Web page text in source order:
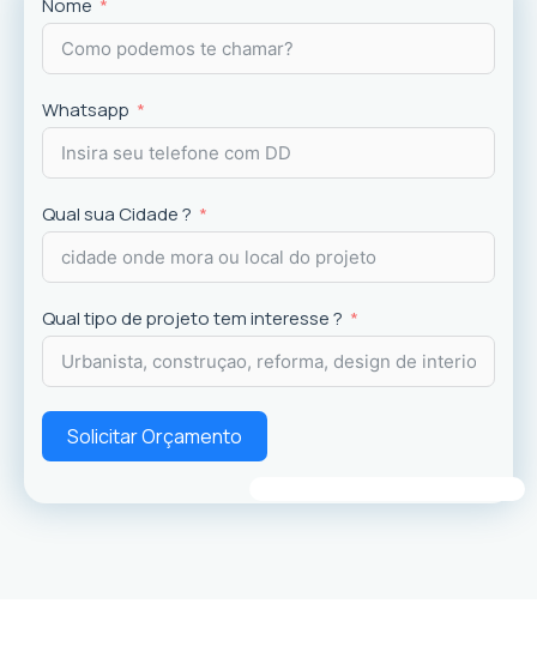
experiência dos usuários.
Nome
Whatsapp
Qual sua Cidade ?
Qual tipo de projeto tem interesse ?
Solicitar Orçamento